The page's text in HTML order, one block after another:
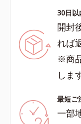
30日以
開封
れば
※商
しま
最短ご
一部